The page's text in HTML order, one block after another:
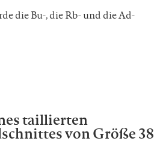
die Bu-, die Rb- und die Ad-
taillierten
von Größe 38